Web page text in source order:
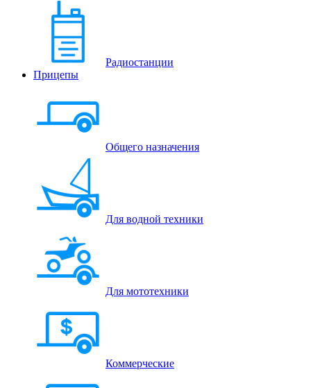
Радиостанции
Прицепы
Общего назначения
Для водной техники
Для мототехники
Коммерческие